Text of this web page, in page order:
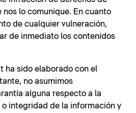
nos lo comunique. En cuanto
de cualquier vulneración,
de inmediato los contenidos
ha sido elaborado con el
no asumimos
alguna respecto a la
integridad de la información y